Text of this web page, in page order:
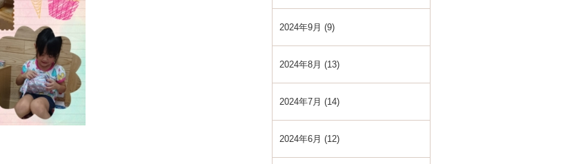
2024年9月 (9)
2024年8月 (13)
2024年7月 (14)
2024年6月 (12)